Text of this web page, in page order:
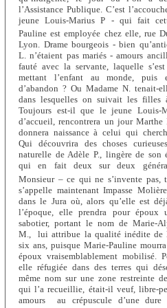
l’Assistance Publique. C’est
jeune Louis-Marius P - qui fait
Pauline est employée chez elle, rue
Lyon. Drame bourgeois - bien
L. n’étaient pas mariés - amours
fauté avec la servante, laquelle
mettant l’enfant au monde, puis
d’abandon ? Ou Madame N. tenait-
dans lesquelles on suivait les
Toujours est-il que le jeune Louis-
d’accueil, rencontrera un jour
donnera naissance à celui qui
Qui découvrira des choses
naturelle de Adèle P., lingère de
qui en fait deux sur deux
Monsieur – ce qui ne s’invente pas,
s’appelle maintenant Impasse
dans le Jura où, alors qu’elle est
l’époque, elle prendra pour époux
sabotier, portant le nom de Marie-
M., lui attribue la qualité inédite de
six ans, puisque Marie-Pauline
époux vraisemblablement mobilisé.
elle réfugiée dans des terres qui
même nom sur une zone restreinte
qui l’a recueillie, était-il veuf, libre-
amours au crépuscule d’une dure